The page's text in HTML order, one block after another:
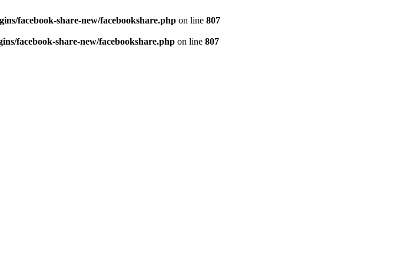
facebook-share-new/facebookshare.php on line 807
facebook-share-new/facebookshare.php on line 807